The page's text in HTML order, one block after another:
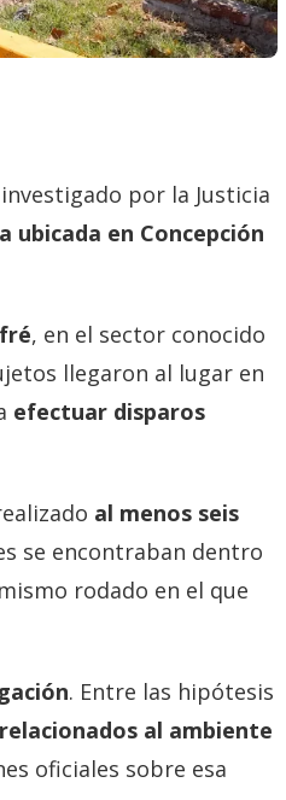
por la Justicia
ubicada en Concepción
, en el sector conocido
llegaron al lugar en
efectuar disparos
al menos seis
se encontraban dentro
rodado en el que
. Entre las hipótesis
al ambiente
oficiales sobre esa